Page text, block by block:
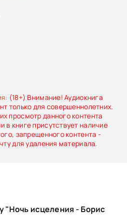
(18+) Внимание! Аудиокнига
только для совершеннолетних.
просмотр данного контента
книге присутствует наличие
запрещенного контента -
для удаления материала.
"Ночь исцеления - Борис